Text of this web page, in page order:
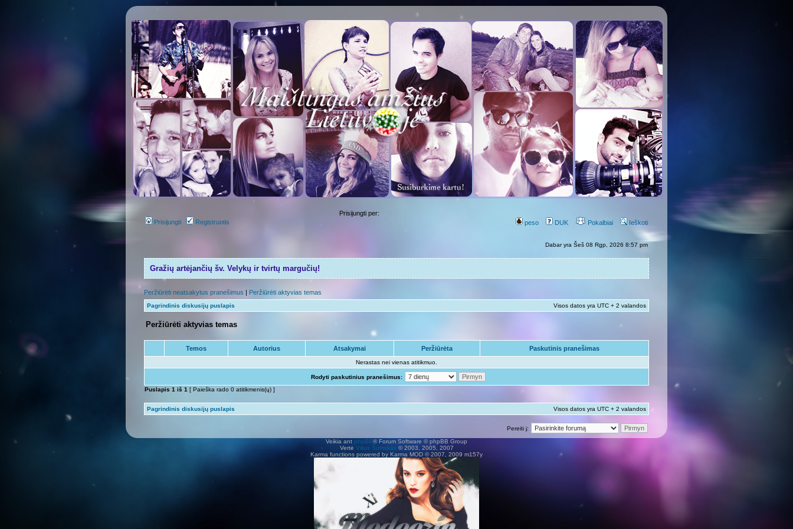
Prisijungti Registruotis
Prisijungti per:
peso
DUK Pokalbiai Ieškoti
Dabar yra Šeš 08 Rgp, 2026 8:57 pm
Gražių artėjančių šv. Velykų ir tvirtų margučių!
Peržiūrėti neatsakytus pranešimus | Peržiūrėti aktyvias temas
Pagrindinis diskusijų puslapis Visos datos yra UTC + 2 valandos
Peržiūrėti aktyvias temas
Temos Autorius Atsakymai Peržiūrėta Paskutinis pranešimas
Nerastas nei vienas atitikmuo.
Rodyti paskutinius pranešimus:
Puslapis 1 iš 1 [ Paieška rado 0 atitikmenis(ų) ]
Pagrindinis diskusijų puslapis Visos datos yra UTC + 2 valandos
Pereiti į:
Veikia ant phpBB® Forum Software © phpBB Group
Vertė Vilius Šumskas © 2003, 2005, 2007
Karma functions powered by Karma MOD © 2007, 2009 m157y